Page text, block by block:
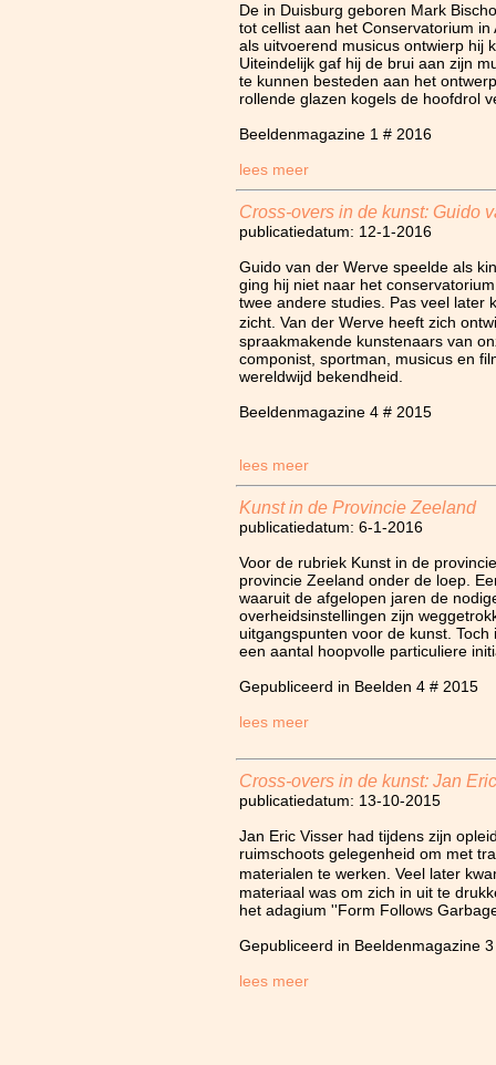
De in Duisburg geboren Mark
tot cellist aan het Conservatorium
als uitvoerend musicus ontwierp hij
Uiteindelijk gaf hij de brui aan zijn
te kunnen besteden aan het
rollende glazen kogels de hoofdrol
Beeldenmagazine 1 # 2016
lees meer
Cross-overs in de kunst: Guido
publicatiedatum: 12-1-2016
Guido van der Werve speelde als
ging hij niet naar het
twee andere studies. Pas veel later
zicht. Van der Werve heeft zich
spraakmakende kunstenaars van
componist, sportman, musicus en
wereldwijd bekendheid.
Beeldenmagazine 4 # 2015
lees meer
Kunst in de Provincie Zeeland
publicatiedatum: 6-1-2016
Voor de rubriek Kunst in de
provincie Zeeland onder de loep.
waaruit de afgelopen jaren de
overheidsinstellingen zijn
uitgangspunten voor de kunst.
een aantal hoopvolle particuliere
Gepubliceerd in Beelden 4 # 2015
lees meer
Cross-overs in de kunst: Jan
publicatiedatum: 13-10-2015
Jan Eric Visser had tijdens zijn
ruimschoots gelegenheid om met
materialen te werken. Veel later
materiaal was om zich in uit te
het adagium ''Form Follows
Gepubliceerd in Beeldenmagazine
lees meer